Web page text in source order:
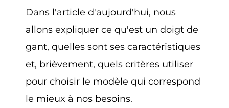
Dans l'article d'aujourd'hui, nous
allons expliquer ce qu'est un doigt de
gant, quelles sont ses caractéristiques
et, brièvement, quels critères utiliser
pour choisir le modèle qui correspond
le mieux à nos besoins.